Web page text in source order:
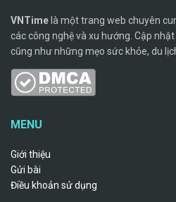
VNTimelà một trang web chuyên
các công nghệ và xu hướng. Cập
cũng như những mẹo sức khỏe, du
MENU
Giới thiệu
Gửi bài
Điều khoản sử dụng